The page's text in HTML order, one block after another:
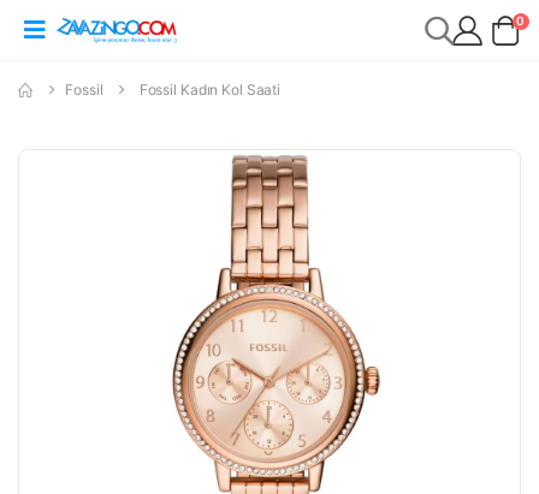
0
Fossil Fossil Kadın Kol Saati